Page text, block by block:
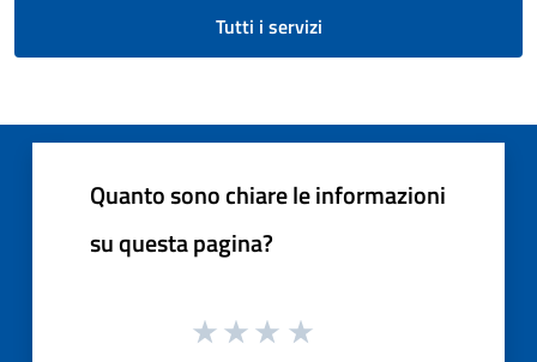
Tutti i servizi
Quanto sono chiare le informazioni
su questa pagina?